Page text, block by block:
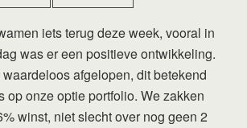
iets terug deze week, vooral in
was er een positieve ontwikkeling.
afgelopen, dit betekend
op onze optie portfolio. We zakken
winst, niet slecht over nog geen 2